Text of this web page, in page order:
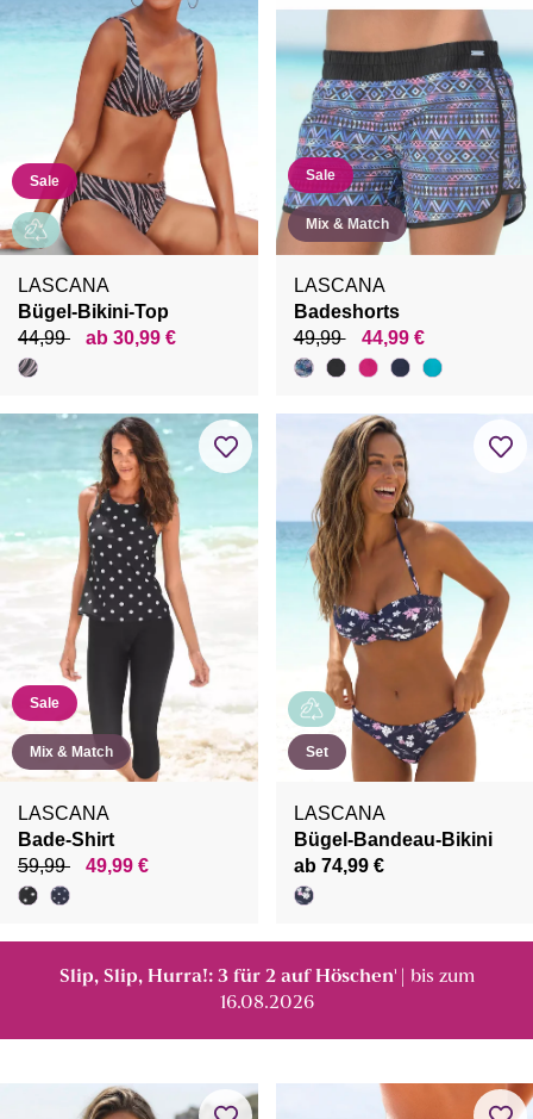
Sale
LASCANA
Bügel-Bikini-Top
44,99
ab 30,99 €
Sale
Mix & Match
LASCANA
Badeshorts
49,99
44,99 €
Sale
Mix & Match
LASCANA
Bade-Shirt
59,99
49,99 €
Set
LASCANA
Bügel-Bandeau-Bikini
ab 74,99 €
Slip, Slip, Hurra!: 3 für 2 auf Höschen¹
| bis zum
16.08.2026